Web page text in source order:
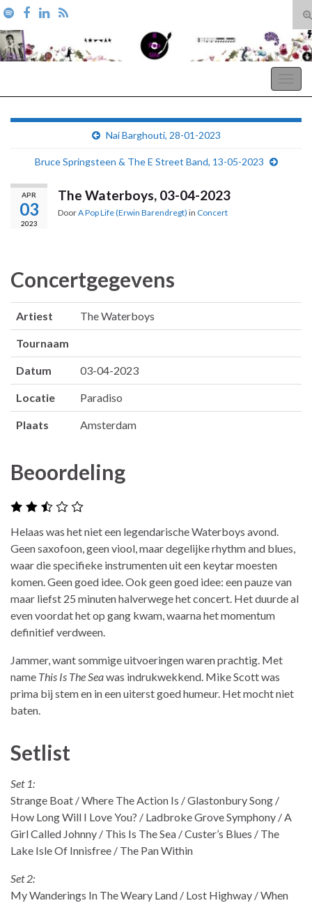
Search for:
Nai Barghouti, 28-01-2023
Bruce Springsteen & The E Street Band, 13-05-2023
APR
03
2023
The Waterboys, 03-04-2023
DoorA Pop Life (Erwin Barendregt) in Concert
Concertgegevens
Artiest The Waterboys
Tournaam
Datum 03-04-2023
Locatie Paradiso
Plaats Amsterdam
Beoordeling
Helaas was het niet een legendarische Waterboys avond.
Geen saxofoon, geen viool, maar degelijke rhythm and blues,
waar die specifieke instrumenten uit een keytar moesten
komen. Geen goed idee. Ook geen goed idee: een pauze van
maar liefst 25 minuten halverwege het concert. Het duurde al
even voordat het op gang kwam, waarna het momentum
definitief verdween.
Jammer, want sommige uitvoeringen waren prachtig. Met
name This Is The Seawas indrukwekkend. Mike Scott was
prima bij stem en in een uiterst goed humeur. Het mocht niet
baten.
Setlist
Set 1:
Strange Boat / Where The Action Is / Glastonbury Song /
How Long Will I Love You? / Ladbroke Grove Symphony / A
Girl Called Johnny / This Is The Sea / Custer’s Blues / The
Lake Isle Of Innisfree / The Pan Within
Set 2:
My Wanderings In The Weary Land / Lost Highway / When